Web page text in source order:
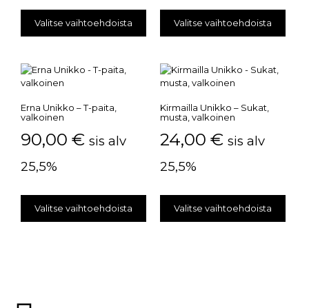
Valitse vaihtoehdoista Valitse vaihtoehdoista
Erna Unikko – T-paita,
valkoinen
90,00 € sis alv
25,5%
Valitse vaihtoehdoista
Kirmailla Unikko – Sukat,
musta, valkoinen
24,00 € sis alv
25,5%
Valitse vaihtoehdoista